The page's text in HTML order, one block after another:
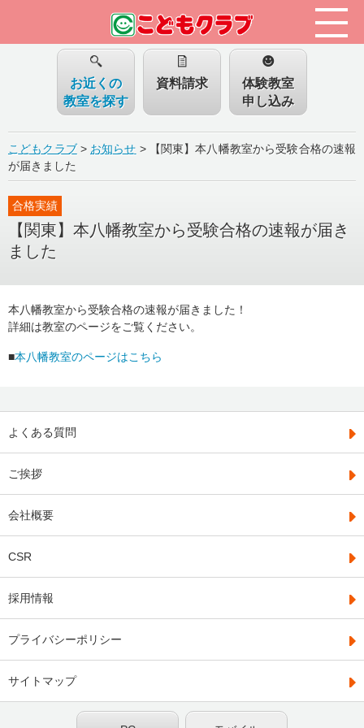
お近くの
教室を探す
資料請求
体験教室
申し込み
こどもクラブ> お知らせ >
【関東】本八幡教室から受験合格の速報
が届きました
【関東】本八幡教室から受験合格の速報が届き
ました
合格実績
本八幡教室から受験合格の速報が届きました！
詳細は教室のページをご覧ください。
■本八幡教室のページはこちら
よくある質問
ご挨拶
会社概要
CSR
採用情報
プライバシーポリシー
サイトマップ